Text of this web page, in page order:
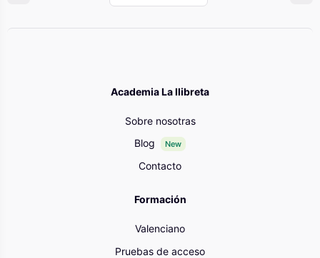
Academia La llibreta
Sobre nosotras
Blog
New
Contacto
Formación
Valenciano
Pruebas de acceso